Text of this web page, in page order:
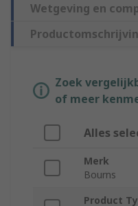
Wetgeving en
Zoek
of meer
Alles
Merk
Bourns
Product